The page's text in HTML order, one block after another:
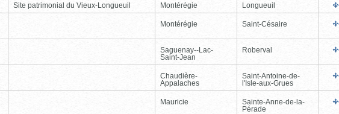
Site patrimonial du Vieux-Longueuil Montérégie Longueuil
Montérégie Saint-Césaire
Saguenay--Lac-
Saint-Jean
Roberval
Chaudière-
Appalaches
Saint-Antoine-de-
l'Isle-aux-Grues
Mauricie
Sainte-Anne-de-la-
Pérade